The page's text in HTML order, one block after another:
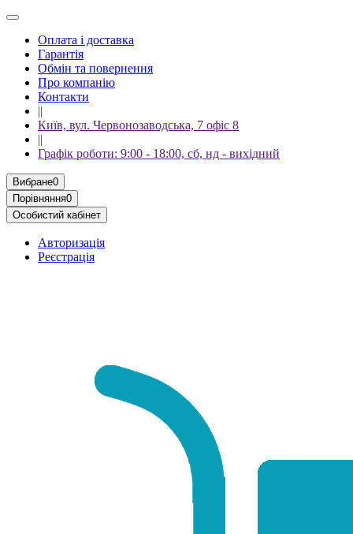
Оплата і доставка
Гарантія
Обмін та повернення
Про компанію
Контакти
||
Київ, вул. Червонозаводська, 7 офіс 8
||
Графік роботи: 9:00 - 18:00, сб, нд - вихідний
Вибране0
Порівняння0
Особистий кабінет
Авторизація
Реєстрація